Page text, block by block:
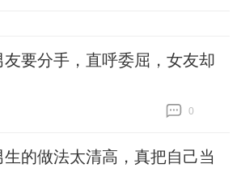
要分手，直呼委屈，女友却
0
的做法太清高，真把自己当